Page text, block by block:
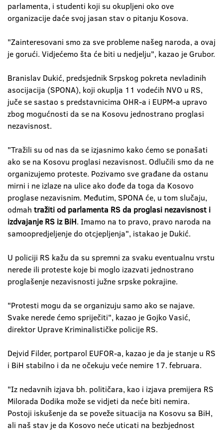
parlamenta, i studenti koji su okupljeni oko ove
organizacije daće svoj jasan stav o pitanju Kosova.
"Zainteresovani smo za sve probleme našeg naroda, a ovaj
je gorući. Vidjećemo šta će biti u nedjelju", kazao je Grubor.
Branislav Dukić, predsjednik Srpskog pokreta nevladinih
asocijacija (SPONA), koji okuplja 11 vodećih NVO u RS,
juče se sastao s predstavnicima OHR-a i EUPM-a upravo
zbog mogućnosti da se na Kosovu jednostrano proglasi
nezavisnost.
"Tražili su od nas da se izjasnimo kako ćemo se ponašati
ako se na Kosovu proglasi nezavisnost. Odlučili smo da ne
organizujemo proteste. Pozivamo sve građane da ostanu
mirni i ne izlaze na ulice ako dođe da toga da Kosovo
proglase nezavisnim. Međutim, SPONA će, u tom slučaju,
odmah tražiti od parlamenta RS da proglasi nezavisnost i
izdvajanje RS iz BiH. Imamo na to pravo, pravo naroda na
samoopredjeljenje do otcjepljenja", istakao je Dukić.
U policiji RS kažu da su spremni za svaku eventualnu vrstu
nerede ili proteste koje bi moglo izazvati jednostrano
proglašenje nezavisnosti južne srpske pokrajine.
"Protesti mogu da se organizuju samo ako se najave.
Svake nerede ćemo spriječiti", kazao je Gojko Vasić,
direktor Uprave Kriminalističke policije RS.
Dejvid Filder, portparol EUFOR-a, kazao je da je stanje u RS
i BiH stabilno i da ne očekuju veće nemire 17. februara.
"Iz nedavnih izjava bh. političara, kao i izjava premijera RS
Milorada Dodika može se vidjeti da neće biti nemira.
Postoji iskušenje da se poveže situacija na Kosovu sa BiH,
ali naš stav je da Kosovo neće uticati na bezbjednost